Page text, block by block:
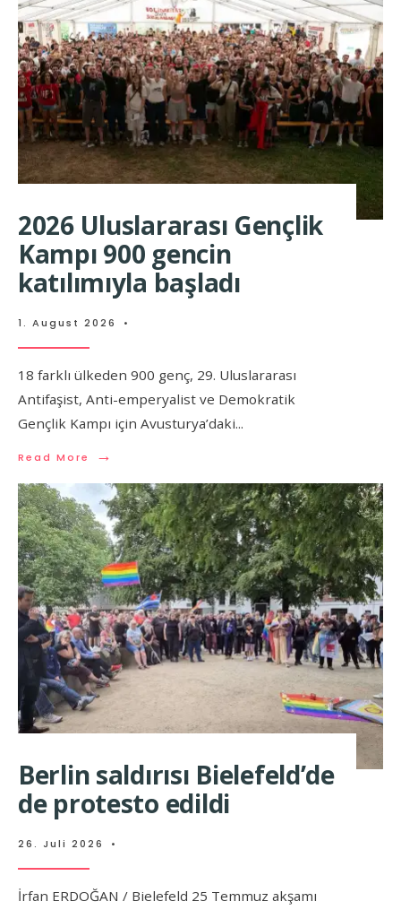
2026 Uluslararası Gençlik
Kampı 900 gencin
katılımıyla başladı
1. August 2026 •
18 farklı ülkeden 900 genç, 29. Uluslararası
Antifaşist, Anti-emperyalist ve Demokratik
Gençlik Kampı için Avusturya’daki...
Read More →
Berlin saldırısı Bielefeld’de
de protesto edildi
26. Juli 2026 •
İrfan ERDOĞAN / Bielefeld 25 Temmuz akşamı